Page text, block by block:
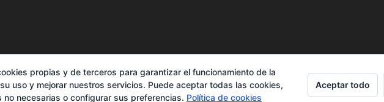
propias y de terceros para garantizar el funcionamiento de la
uso y mejorar nuestros servicios. Puede aceptar todas las cookies,
no necesarias o configurar sus preferencias. Política de cookies
Aceptar todo